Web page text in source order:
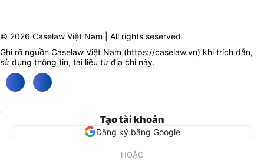
© 2026 Caselaw Việt Nam | All rights seserved
Ghi rõ nguồn Caselaw Việt Nam (https://caselaw.vn) khi trích dẫn,
sử dụng thông tin, tài liệu từ địa chỉ này.
Tạo tài khoản
Đăng ký bằng Google
HOẶC